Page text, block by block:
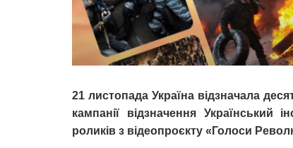
21 листопада Україна відзначала
кампанії відзначення Український
роликів з відеопроєкту «Голоси